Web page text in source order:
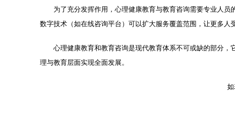
为了充分发挥作用，心理健康教育与教育咨询需要专业人
数字技术（如在线咨询平台）可以扩大服务覆盖范围，让更多人
心理健康教育和教育咨询是现代教育体系不可或缺的部分
理与教育层面实现全面发展。